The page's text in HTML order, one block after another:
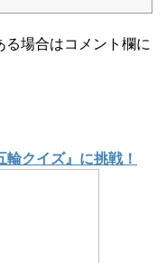
る場合はコメント欄に
クイズ』に挑戦！